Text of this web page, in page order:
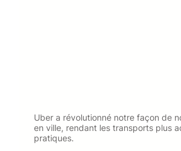
Uber a révolutionné notre façon de
en ville, rendant les transports plus
pratiques.